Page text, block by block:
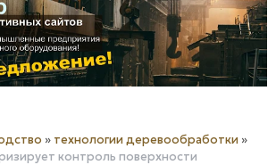
» технологии деревообработки »
контроль поверхности